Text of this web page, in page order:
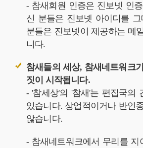
- 참새회원 인증은 진보넷 인
신 분들은 진보넷 아이디를
분들은 진보넷이 제공하는 메
니다.
참새들의 세상, 참새네트워크
짓이 시작됩니다.
- '참세상'의 '참새'는 편집국의
있습니다. 상업적이거나 반인
않습니다.
- 참새네트워크에서 무리를